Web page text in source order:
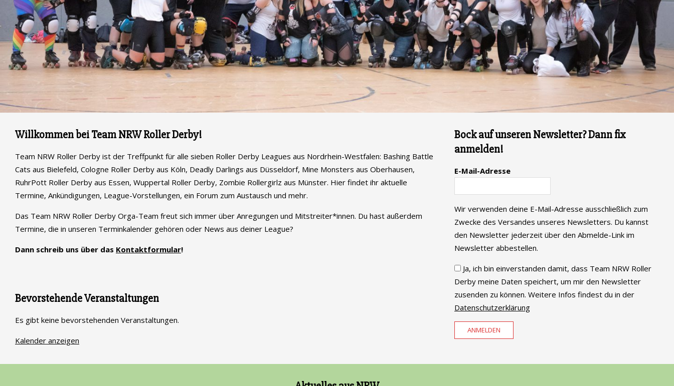
Willkommen bei Team NRW Roller Derby!
Team NRW Roller Derby ist der Treffpunkt für alle sieben Roller Derby Leagues aus Nordrhein-Westfalen: Bashing Battle
Cats aus Bielefeld, Cologne Roller Derby aus Köln, Deadly Darlings aus Düsseldorf, Mine Monsters aus Oberhausen,
RuhrPott Roller Derby aus Essen, Wuppertal Roller Derby, Zombie Rollergirlz aus Münster. Hier findet ihr aktuelle
Termine, Ankündigungen, League-Vorstellungen, ein Forum zum Austausch und mehr.
Das Team NRW Roller Derby Orga-Team freut sich immer über Anregungen und Mitstreiter*innen. Du hast außerdem
Termine, die in unseren Terminkalender gehören oder News aus deiner League?
Dann schreib uns über das Kontaktformular!
Bevorstehende Veranstaltungen
Es gibt keine bevorstehenden Veranstaltungen.
Kalender anzeigen
Bock auf unseren Newsletter? Dann fix
anmelden!
E-Mail-Adresse
Wir verwenden deine E-Mail-Adresse ausschließlich zum
Zwecke des Versandes unseres Newsletters. Du kannst
den Newsletter jederzeit über den Abmelde-Link im
Newsletter abbestellen.
Ja, ich bin einverstanden damit, dass Team NRW Roller
Derby meine Daten speichert, um mir den Newsletter
zusenden zu können. Weitere Infos findest du in der
Datenschutzerklärung